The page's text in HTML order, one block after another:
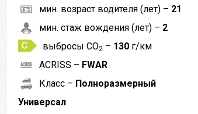
мин. возраст водителя (лет) – 21
мин. стаж вождения (лет) – 2
выбросы CO2 – 130 г/км
ACRISS – FWAR
Класс – Полноразмерный
Универсал